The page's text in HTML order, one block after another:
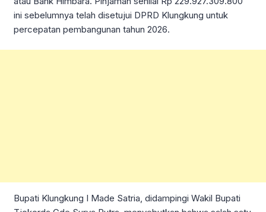
ini sebelumnya telah disetujui DPRD Klungkung untuk
percepatan pembangunan tahun 2026.
Bupati Klungkung I Made Satria, didampingi Wakil Bupati